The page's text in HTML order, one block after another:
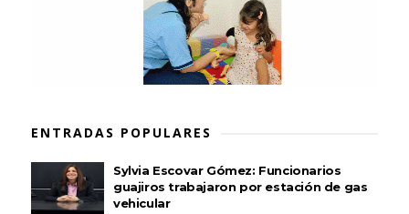
ENTRADAS POPULARES
Sylvia Escovar Gómez: Funcionarios
guajiros trabajaron por estación de gas
vehicular